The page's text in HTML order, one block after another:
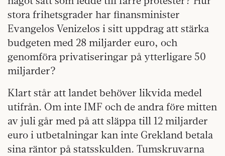
stora frihetsgrader har finansminister
Evangelos Venizelos i sitt uppdrag att stärka
budgeten med 28 miljarder euro, och
genomföra privatiseringar på ytterligare 50
miljarder?
Klart står att landet behöver likvida medel
utifrån. Om inte IMF och de andra före mitten
av juli går med på att släppa till 12 miljarder
euro i utbetalningar kan inte Grekland betala
sina räntor på statsskulden. Tumskruvarna